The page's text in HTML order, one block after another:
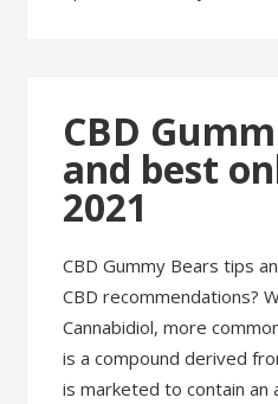
CBD
and best
2021
CBD Gummy Bears tips
CBD recommendations?
Cannabidiol, more
is a compound derived
is marketed to contain